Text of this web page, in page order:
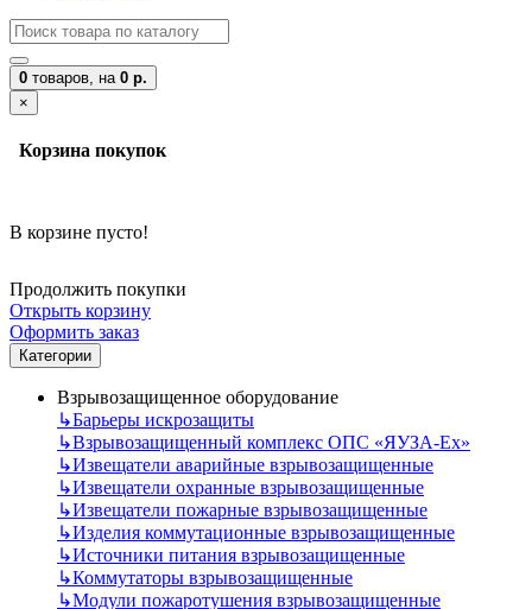
0 товаров, на 0 р.
×
Корзина покупок
В корзине пусто!
Продолжить покупки
Открыть корзину
Оформить заказ
Категории
Взрывозащищенное оборудование
↳Барьеры искрозащиты
↳Взрывозащищенный комплекс ОПС «ЯУЗА-Ех»
↳Извещатели аварийные взрывозащищенные
↳Извещатели охранные взрывозащищенные
↳Извещатели пожарные взрывозащищенные
↳Изделия коммутационные взрывозащищенные
↳Источники питания взрывозащищенные
↳Коммутаторы взрывозащищенные
↳Модули пожаротушения взрывозащищенные